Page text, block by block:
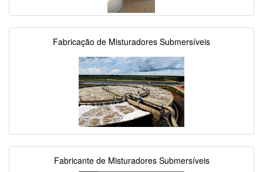
Fabricação de Misturadores Submersíveis
Fabricante de Misturadores Submersíveis